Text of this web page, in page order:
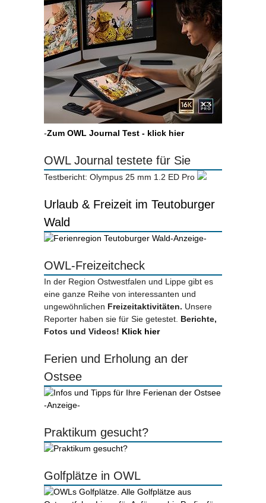
-Zum OWL Journal Test - klick hier
OWL Journal testete für Sie
Testbericht: Olympus 25 mm 1.2 ED Pro
Urlaub & Freizeit im Teutoburger
Wald
-Anzeige-
OWL-Freizeitcheck
In der Region Ostwestfalen und Lippe gibt es
eine ganze Reihe von interessanten und
ungewöhnlichen Freizeitaktivitäten. Unsere
Reporter haben sie für Sie getestet. Berichte,
Fotos und Videos! Klick hier
Ferien und Erholung an der
Ostsee
-Anzeige-
Praktikum gesucht?
Golfplätze in OWL